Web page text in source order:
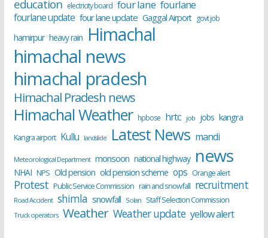
education electricity board four lane fourlane
fourlane update four lane update Gaggal Airport govt job
hamirpur heavy rain Himachal
himachal news
himachal pradesh
Himachal Pradesh news
Himachal Weather hpbose hrtc job jobs kangra
Kangra airport Kullu landslide Latest News mandi
Meteorological Department monsoon national highway news
NHAI NPS Old pension old pension scheme ops Orange alert
Protest Public Service Commission rain and snowfall recruitment
Road Accident shimla snowfall Solan Staff Selection Commission
Truck operators Weather Weather update yellow alert